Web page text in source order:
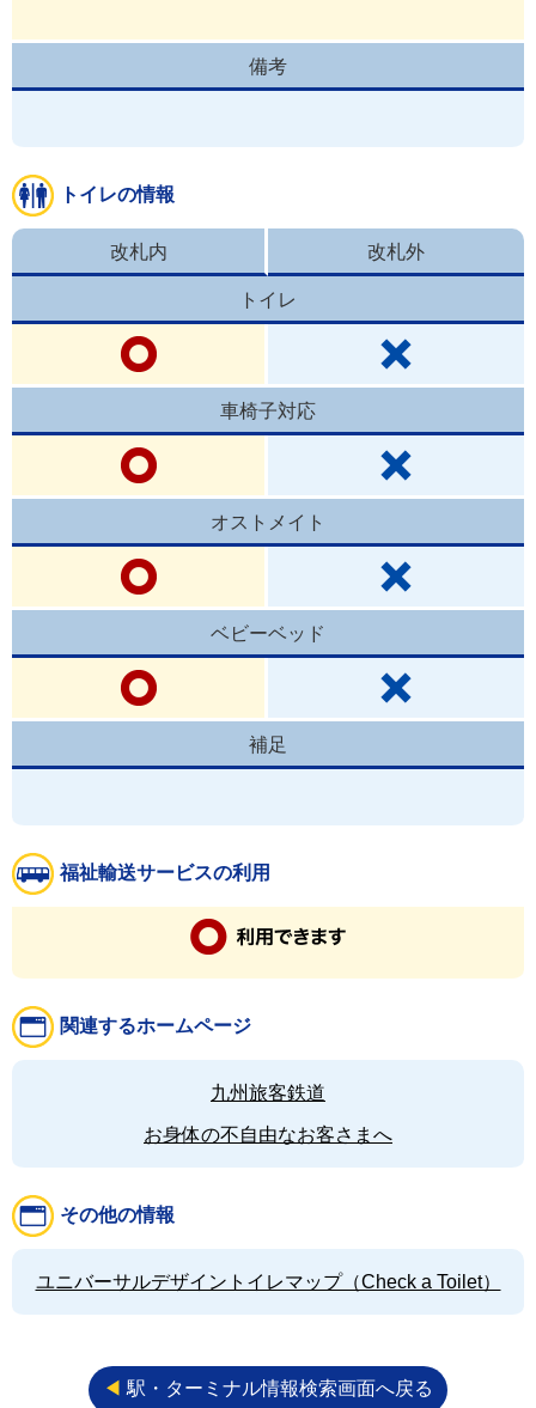
備考
トイレの情報
改札内 改札外
トイレ
車椅子対応
オストメイト
ベビーベッド
補足
福祉輸送サービスの利用
関連するホームページ
九州旅客鉄道
お身体の不自由なお客さまへ
その他の情報
ユニバーサルデザイントイレマップ（Check a Toilet）
◀︎ 駅・ターミナル情報検索画面へ戻る